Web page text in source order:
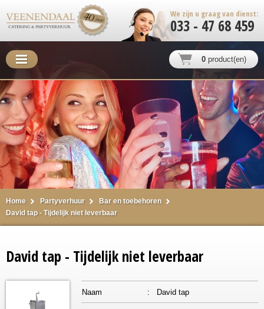
We zijn u graag van dienst:
033 - 47 68 459
0 product(en)
Home Partyverhuur
Bar en toebehoren
David tap - Tijdelijk niet leverbaar
David tap - Tijdelijk niet leverbaar
Naam : David tap